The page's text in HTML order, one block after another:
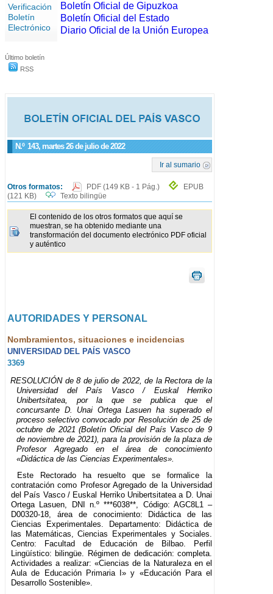
Verificación
Boletín
Electrónico
Último boletín
RSS
N.º 143, martes 26 de julio de 2022
Ir al sumario
Otros formatos: PDF (149 KB - 1 Pág.)
EPUB
(121 KB)
Texto bilingüe
El contenido de los otros formatos que aquí se
muestran, se ha obtenido mediante una
transformación del documento electrónico PDF oficial
y auténtico
AUTORIDADES Y PERSONAL
Nombramientos, situaciones e incidencias
UNIVERSIDAD DEL PAÍS VASCO
3369
RESOLUCIÓN de 8 de julio de 2022, de la Rectora de la
Universidad del País Vasco / Euskal Herriko
Unibertsitatea, por la que se publica que el
concursante D. Unai Ortega Lasuen ha superado el
proceso selectivo convocado por Resolución de 25 de
octubre de 2021 (Boletín Oficial del País Vasco de 9
de noviembre de 2021), para la provisión de la plaza de
Profesor Agregado en el área de conocimiento
«Didáctica de las Ciencias Experimentales».
Este Rectorado ha resuelto que se formalice la
contratación como Profesor Agregado de la Universidad
del País Vasco / Euskal Herriko Unibertsitatea a D. Unai
Ortega Lasuen, DNI n.º ***6038**, Código: AGC8L1 –
D00320-18, área de conocimiento: Didáctica de las
Ciencias Experimentales. Departamento: Didáctica de
las Matemáticas, Ciencias Experimentales y Sociales.
Centro: Facultad de Educación de Bilbao. Perfil
Lingüístico: bilingüe. Régimen de dedicación: completa.
Actividades a realizar: «Ciencias de la Naturaleza en el
Aula de Educación Primaria I» y «Educación Para el
Desarrollo Sostenible».
Boletín Oficial de Gipuzkoa
Boletín Oficial del Estado
Diario Oficial de la Unión Europea